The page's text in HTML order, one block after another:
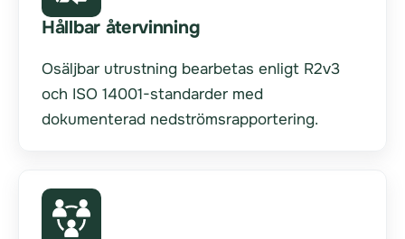
Hållbar återvinning
Osäljbar utrustning bearbetas enligt R2v3
och ISO 14001-standarder med
dokumenterad nedströmsrapportering.